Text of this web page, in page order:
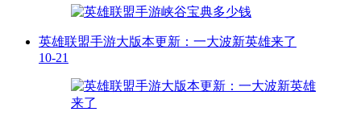
英雄联盟手游大版本更新：一大波新英雄来了
10-21